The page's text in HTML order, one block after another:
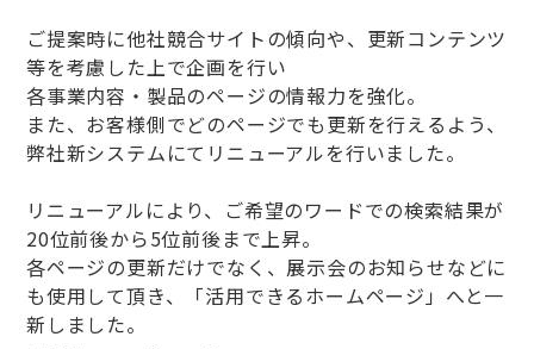
ご提案時に他社競合サイトの傾向や、更新コンテンツ
等を考慮した上で企画を行い
各事業内容・製品のページの情報力を強化。
また、お客様側でどのページでも更新を行えるよう、
弊社新システムにてリニューアルを行いました。
リニューアルにより、ご希望のワードでの検索結果が
20位前後から5位前後まで上昇。
各ページの更新だけでなく、展示会のお知らせなどに
も使用して頂き、「活用できるホームページ」へと一
新しました。